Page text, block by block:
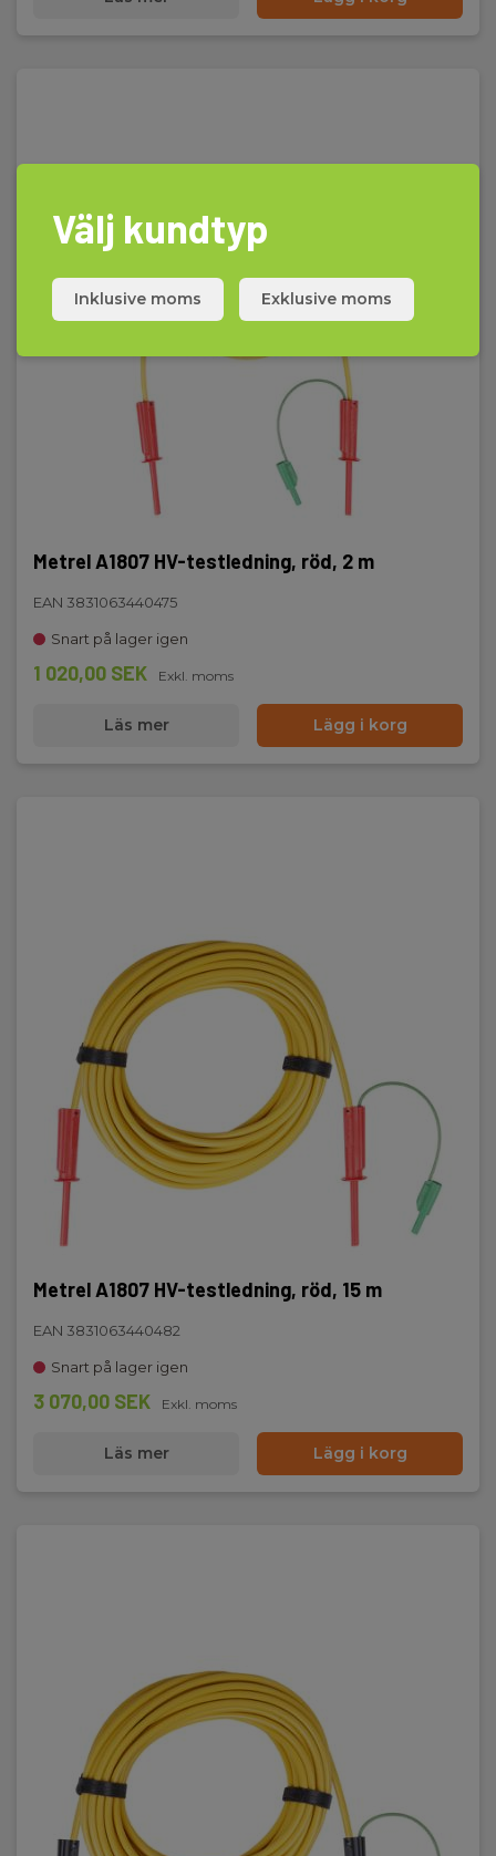
Metrel A1807 HV-testledning, röd, 2 m
EAN 3831063440475
Snart på lager igen
1 020,00 SEK Exkl. moms
Läs mer Lägg i korg
Metrel A1807 HV-testledning, röd, 15 m
EAN 3831063440482
Snart på lager igen
3 070,00 SEK Exkl. moms
Läs mer Lägg i korg
Välj kundtyp
Inklusive moms Exklusive moms